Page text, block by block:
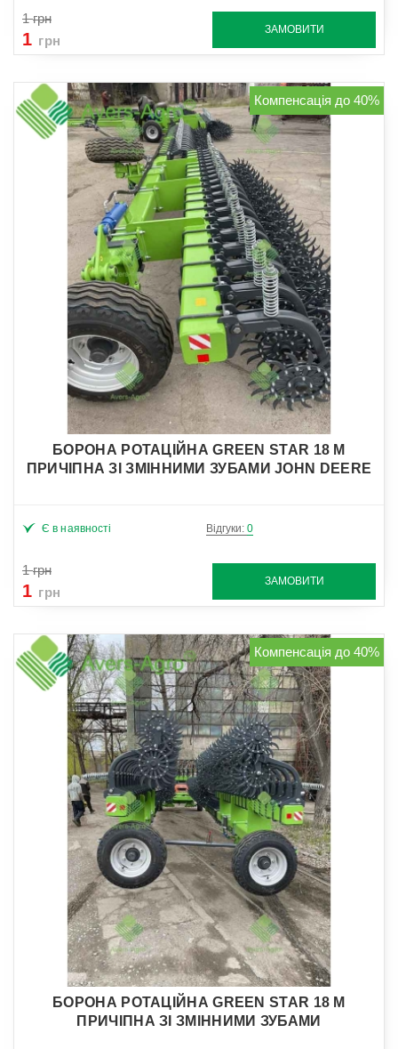
1грн
1 грн
ЗАМОВИТИ
Компенсація до 40%
БОРОНА РОТАЦІЙНА GREEN STAR 18 М
ПРИЧІПНА ЗІ ЗМІННИМИ ЗУБАМИ JOHN DEERE
Є в наявності Відгуки: 0
1грн
1 грн
ЗАМОВИТИ
Компенсація до 40%
БОРОНА РОТАЦІЙНА GREEN STAR 18 М
ПРИЧІПНА ЗІ ЗМІННИМИ ЗУБАМИ